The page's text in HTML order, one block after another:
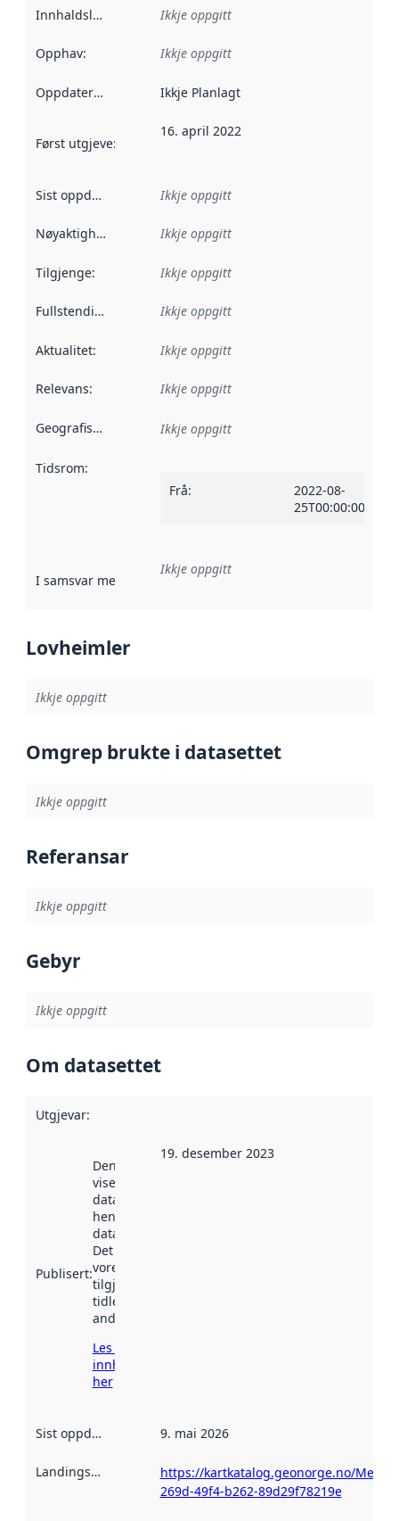
Innhaldsleverandørar :
Ikkje oppgitt
Opphav: Ikkje oppgitt
Oppdateringsfrekvens :
Ikkje Planlagt
Først utgjeve: Denne datoen seier når dataa i dette
16. april 2022
Sist oppdatert Ikkje oppgitt
Nøyaktigheit Ikkje oppgitt
Tilgjenge: Ikkje oppgitt
Fullstendigheit Ikkje oppgitt
Aktualitet: Ikkje oppgitt
Relevans: Ikkje oppgitt
Geografisk område Ikkje oppgitt
Tidsrom:
Frå:
2022-08-
25T00:00:00Z
I samsvar med Referanse til ei implementeringsregel eller
Ikkje oppgitt
Lovheimler
Ikkje oppgitt
Omgrep brukte i datasettet
Ikkje oppgitt
Referansar
Ikkje oppgitt
Gebyr
Ikkje oppgitt
Om datasettet
Utgjevar:
Publisert:
Denne datoen
viser når
datasettet vart
henta inn av
data.norge.no.
Det kan ha
vore
tilgjengeleg
tidlegare
andre stader.
Les meir om
innhenting
her
19. desember 2023
Sist oppdatert 9. mai 2026
Landingsside
https://kartkatalog.geonorge.no/
269d-49f4-b262-89d29f78219e